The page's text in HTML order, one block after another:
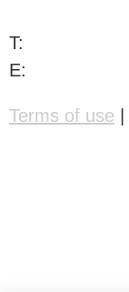
T:
E:
Terms of use